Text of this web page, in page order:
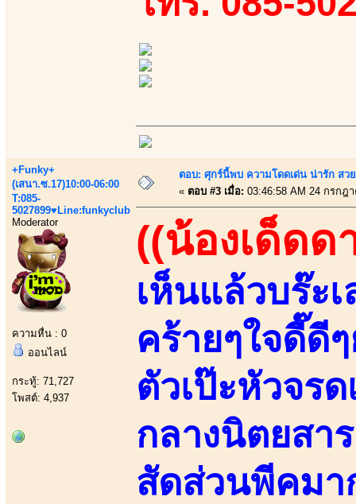
+Funky+
(เสนา.ซ.17)10:00-06:00
T:085-
5027899♥Line:funkyclub
Moderator
ความหื่น : 0
ออนไลน์
กระทู้: 71,727
โพสต์: 4,937
ตอบ: ศุกร์นี้พบ ความโดดเด่น น่ารัก สว
« ตอบ #3 เมื่อ: 03:46:58 AM 24 กรกฎ
((น้องเด็ดด
เห็นแล้วบร๊ะ
คร้ายๆใจดี๊ดี
ตัวเป๊ะหัวจร
กลางนิตยสา
สัดส่วนพีคมา